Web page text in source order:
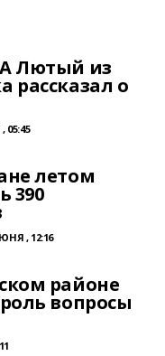
Лютый из
рассказал о
05:45
летом
390
, 12:16
районе
вопросы